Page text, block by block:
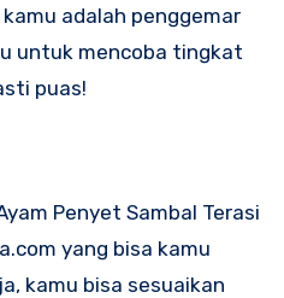
adalah penggemar
untuk mencoba tingkat
puas!
Penyet Sambal Terasi
yang bisa kamu
kamu bisa sesuaikan